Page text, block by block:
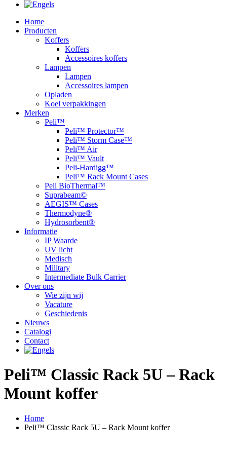
Home
Producten
Koffers
Koffers
Accessoires koffers
Lampen
Lampen
Accessoires lampen
Opladen
Koel verpakkingen
Merken
Peli™
Peli™ Protector™
Peli™ Storm Case™
Peli™ Air
Peli™ Vault
Peli-Hardigg™
Peli™ Rack Mount Cases
Peli BioThermal™
Suprabeam©
AEGIS™ Cases
Thermodyne®
Hydrosorbent®
Informatie
IP Waarde
UV licht
Medisch
Military
Intermediate Bulk Carrier
Over ons
Wie zijn wij
Vacature
Geschiedenis
Nieuws
Catalogi
Contact
Peli™ Classic Rack 5U – Rack
Mount koffer
Home
Peli™ Classic Rack 5U – Rack Mount koffer